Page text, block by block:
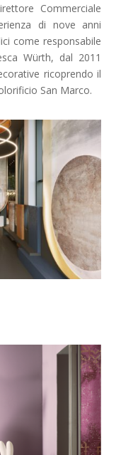
Commerciale
di nove anni
come responsabile
Würth, dal 2011
ricoprendo il
San Marco.